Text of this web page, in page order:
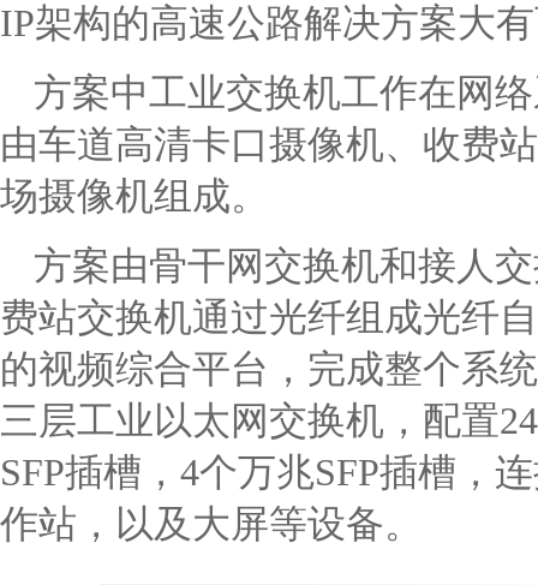
IP架构的高速公路解决方案大
方案中工业交换机工作在网
由车道高清卡口摄像机、收费
场摄像机组成。
方案由骨干网交换机和接人
费站交换机通过光纤组成光纤
的视频综合平台，完成整个系
三层工业以太网交换机，配置
SFP插槽，4个万兆SFP插槽，
作站，以及大屏等设备。